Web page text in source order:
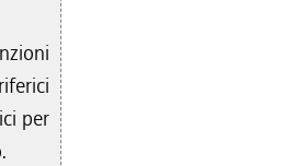
per